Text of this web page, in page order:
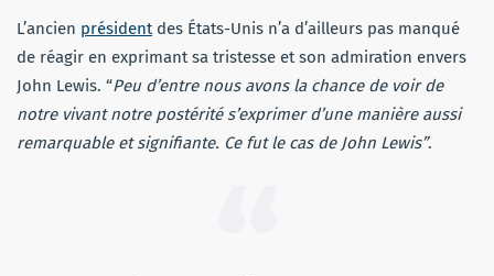
L’ancien présidentdes États-Unis n’a d’ailleurs pas manqué
de réagir en exprimant sa tristesse et son admiration envers
John Lewis. “Peu d’entre nous avons la chance de voir de
notre vivant notre postérité s’exprimer d’une manière aussi
remarquable et signifiante. Ce fut le cas de John Lewis”.